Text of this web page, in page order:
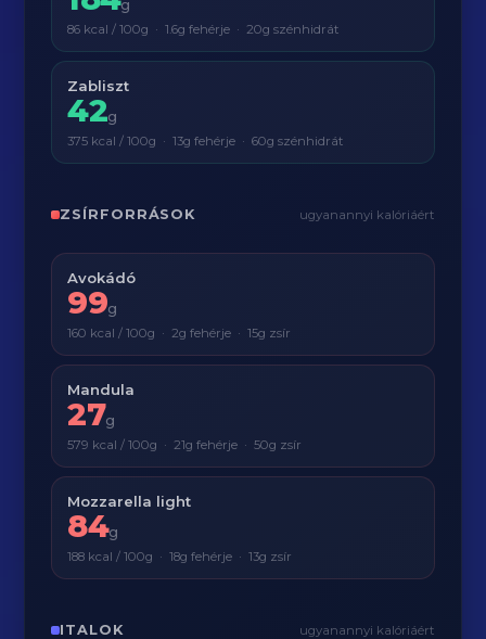
g
86 kcal / 100g · 1.6g fehérje · 20g szénhidrát
Zabliszt
42g
375 kcal / 100g · 13g fehérje · 60g szénhidrát
ZSÍRFORRÁSOK ugyanannyi kalóriáért
Avokádó
99g
160 kcal / 100g · 2g fehérje · 15g zsír
Mandula
27g
579 kcal / 100g · 21g fehérje · 50g zsír
Mozzarella light
84g
188 kcal / 100g · 18g fehérje · 13g zsír
ITALOK ugyanannyi kalóriáért